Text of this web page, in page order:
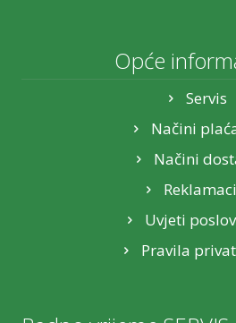
Opće
Servis
Načini
Načini
Uvjeti
Pravila